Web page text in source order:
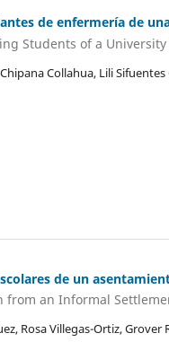
de enfermería de
Students of a
Collahua, Lili
de un
from an Informal
Rosa Villegas-Ortiz, Grover